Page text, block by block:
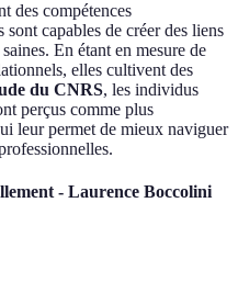
des compétences
capables de créer des liens
En étant en mesure de
elles cultivent des
du CNRS, les individus
perçus comme plus
leur permet de mieux naviguer
- Laurence Boccolini